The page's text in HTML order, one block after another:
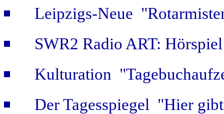
Leipzigs-Neue
SWR2 Radio ART: Hörspiel
Kulturation
Der Tagesspiegel "Hier